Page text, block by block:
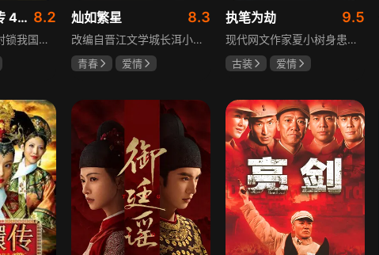
南侨机工英雄传 43集版 8.2
抗战打响后日军封锁我国运输路线，神鼓滇缅公路撑起抗战后勤补给，因急缺司机和技工，三千余名南洋华侨毅然归国共赴国难。方家兄弟是典型代表，大哥方天海表面投靠日军实为中共地下工作者，委曲求全游走生死间；弟弟方千树从纨绔子弟成长为抗日战士。剧集以真实历史为背景，展现华侨爱国情怀与民族大义。
灿如繁星 8.3
改编自晋江文学城长洱小说《狭路》，讲述心理学博士林晚星遭遇变故后返乡任教，邂逅顶级教练王法，带领垫底差生逆袭追梦的热血救赎故事。林晚星用“自由式”教育，培养少年们的独立人格，帮他们学会生活、融洽自我、发现所爱、勇于追求，诠释“不远狭路，终见光明”的成长内核。
青春
爱情
执笔为劫 9.5
现代网文作家夏小树身患绝症，临终前未能完成最后一部长篇小说，带着遗憾离世，却意外穿越进自己笔下的世界，成为书中的明月公主。夏小树步步为营，一次次改写危机。当夏小树耗尽预知，失去剧本掌控，她和萧景琰的命运急转直下。萧景琰被逼另娶他人，两人被迫私奔，却在曙光初现时遭遇追兵——夏小树中箭身亡，萧景琰抱着她痛不欲生。十年后，登基为帝的萧景琰在上元灯会上，遇见一个提着兔子灯的姑娘，与当年的明月一模一样……
古装
爱情